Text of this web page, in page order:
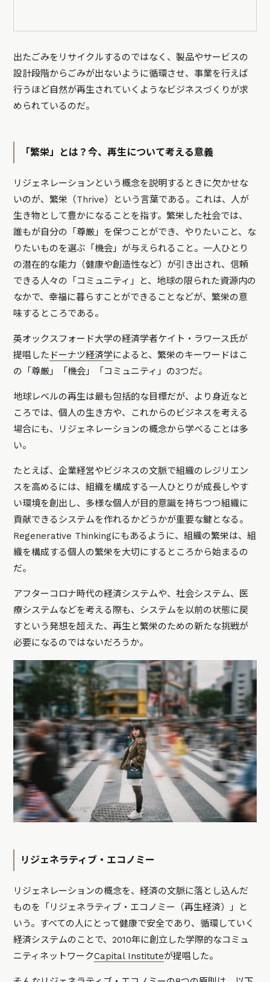
出たごみをリサイクルするのではなく、製品やサービスの
設計段階からごみが出ないように循環させ、事業を行えば
行うほど自然が再生されていくようなビジネスづくりが求
められているのだ。
「繁栄」とは？今、再生について考える意義
リジェネレーションという概念を説明するときに欠かせな
いのが、繁栄（Thrive）という言葉である。これは、人が
生き物として豊かになることを指す。繁栄した社会では、
誰もが自分の「尊厳」を保つことができ、やりたいこと、な
りたいものを選ぶ「機会」が与えられること。一人ひとり
の潜在的な能力（健康や創造性など）が引き出され、信頼
できる人々の「コミュニティ」と、地球の限られた資源内の
なかで、幸福に暮らすことができることなどが、繁栄の意
味するところである。
英オックスフォード大学の経済学者ケイト・ラワース氏が
提唱した ドーナツ経済学によると、繁栄のキーワードはこ
の 「尊厳」「機会」「コミュニティ」の3つだ。
地球レベルの再生は最も包括的な目標だが、より身近なと
ころでは、個人の生き方や、これからのビジネスを考える
場合にも、リジェネレーションの概念から学べることは多
い。
たとえば、企業経営やビジネスの文脈で組織のレジリエン
スを高めるには、組織を構成する一人ひとりが成長しやす
い環境を創出し、多様な個人が目的意識を持ちつつ組織に
貢献できるシステムを作れるかどうかが重要な鍵となる。
Regenerative Thinkingにもあるように、組織の繁栄は、組
織を構成する個人の繁栄を大切にするところから始まるの
だ。
アフターコロナ時代の経済システムや、社会システム、医
療システムなどを考える際も、システムを以前の状態に戻
すという発想を超えた、再生と繁栄のための新たな挑戦が
必要になるのではないだろうか。
リジェネラティブ・エコノミー
リジェネレーションの概念を、経済の文脈に落とし込んだ
ものを「リジェネラティブ・エコノミー（再生経済）」と
いう。すべての人にとって健康で安全であり、循環していく
経済システムのことで、2010年に創立した学際的なコミュ
ニティネットワークCapital Instituteが提唱した。